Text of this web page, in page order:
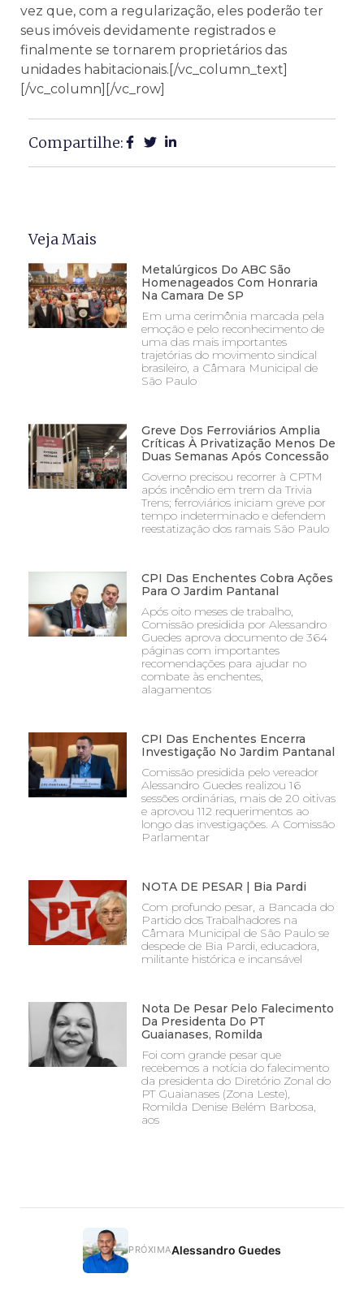
vez que, com a regularização, eles poderão ter
seus imóveis devidamente registrados e
finalmente se tornarem proprietários das
unidades habitacionais.[/vc_column_text]
[/vc_column][/vc_row]
Compartilhe:
Veja Mais
Metalúrgicos Do ABC São
Homenageados Com Honraria
Na Camara De SP
Em uma cerimônia marcada pela
emoção e pelo reconhecimento de
uma das mais importantes
trajetórias do movimento sindical
brasileiro, a Câmara Municipal de
São Paulo
Greve Dos Ferroviários Amplia
Críticas À Privatização Menos De
Duas Semanas Após Concessão
Governo precisou recorrer à CPTM
após incêndio em trem da Trivia
Trens; ferroviários iniciam greve por
tempo indeterminado e defendem
reestatização dos ramais São Paulo
CPI Das Enchentes Cobra Ações
Para O Jardim Pantanal
Após oito meses de trabalho,
Comissão presidida por Alessandro
Guedes aprova documento de 364
páginas com importantes
recomendações para ajudar no
combate às enchentes,
alagamentos
CPI Das Enchentes Encerra
Investigação No Jardim Pantanal
Comissão presidida pelo vereador
Alessandro Guedes realizou 16
sessões ordinárias, mais de 20 oitivas
e aprovou 112 requerimentos ao
longo das investigações. A Comissão
Parlamentar
NOTA DE PESAR | Bia Pardi
Com profundo pesar, a Bancada do
Partido dos Trabalhadores na
Câmara Municipal de São Paulo se
despede de Bia Pardi, educadora,
militante histórica e incansável
Nota De Pesar Pelo Falecimento
Da Presidenta Do PT
Guaianases, Romilda
Foi com grande pesar que
recebemos a notícia do falecimento
da presidenta do Diretório Zonal do
PT Guaianases (Zona Leste),
Romilda Denise Belém Barbosa,
aos
PRÓXIMAAlessandro Guedes